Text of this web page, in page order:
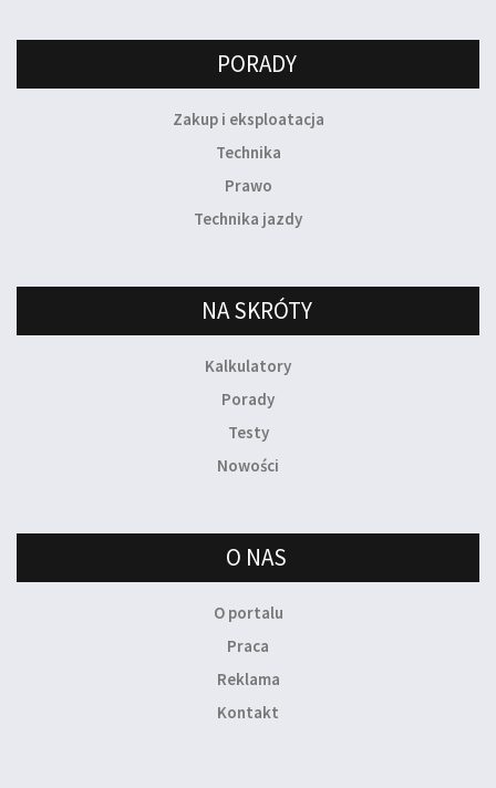
PORADY
Zakup i eksploatacja
Technika
Prawo
Technika jazdy
NA SKRÓTY
Kalkulatory
Porady
Testy
Nowości
O NAS
O portalu
Praca
Reklama
Kontakt